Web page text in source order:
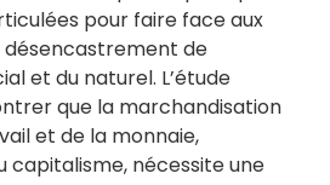
pour faire face aux
désencastrement de
et du naturel. L’étude
que la marchandisation
et de la monnaie,
capitalisme, nécessite une